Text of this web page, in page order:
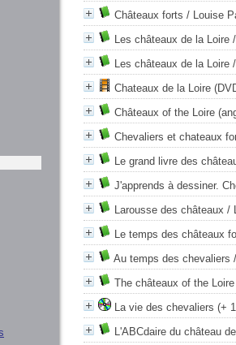
Châteaux forts / Louise
Les châteaux de la Loire
Les châteaux de la Loire
Chateaux de la Loire
Châteaux of the Loire
Chevaliers et chateaux
Le grand livre des
J'apprends à dessiner.
Larousse des châteaux /
Le temps des châteaux
Au temps des chevaliers
The châteaux of the
La vie des chevaliers (+
L'ABCdaire du château